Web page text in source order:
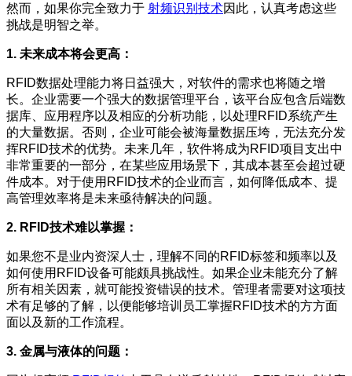
然而，如果你完全致力于 射频识别技术因此，认真考虑这些
挑战是明智之举。
1. 未来成本将会更高：
RFID数据处理能力将日益强大，对软件的需求也将随之增
长。企业需要一个强大的数据管理平台，该平台应包含后端数
据库、应用程序以及相应的分析功能，以处理RFID系统产生
的大量数据。否则，企业可能会被海量数据压垮，无法充分发
挥RFID技术的优势。未来几年，软件将成为RFID项目支出中
非常重要的一部分，在某些应用场景下，其成本甚至会超过硬
件成本。对于使用RFID技术的企业而言，如何降低成本、提
高管理效率将是未来亟待解决的问题。
2. RFID技术难以掌握：
如果您不是业内资深人士，理解不同的RFID标签和频率以及
如何使用RFID设备可能颇具挑战性。如果企业未能充分了解
所有相关因素，就可能投资错误的技术。管理者需要对这项技
术有足够的了解，以便能够培训员工掌握RFID技术的方方面
面以及新的工作流程。
3. 金属与液体的问题：